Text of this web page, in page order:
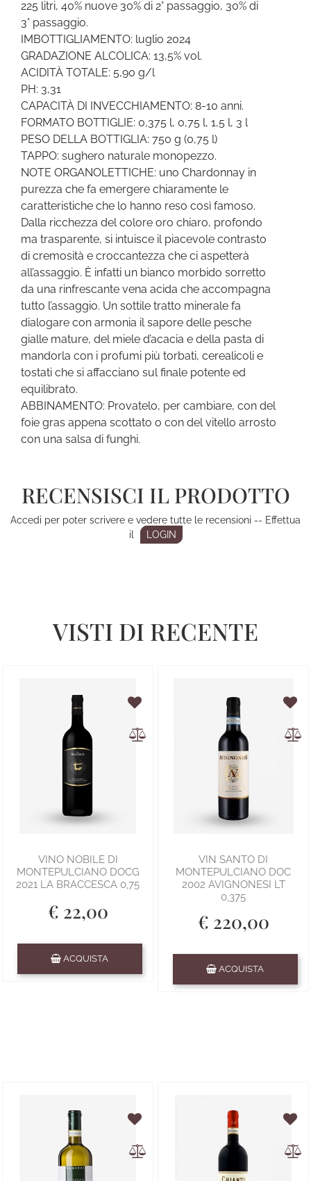
225 litri, 40% nuove 30% di 2° passaggio, 30% di
3° passaggio.
IMBOTTIGLIAMENTO: luglio 2024
GRADAZIONE ALCOLICA: 13,5% vol.
ACIDITÀ TOTALE: 5,90 g/l
PH: 3,31
CAPACITÀ DI INVECCHIAMENTO: 8-10 anni.
FORMATO BOTTIGLIE: 0,375 l, 0,75 l, 1,5 l, 3 l
PESO DELLA BOTTIGLIA: 750 g (0,75 l)
TAPPO: sughero naturale monopezzo.
NOTE ORGANOLETTICHE: uno Chardonnay in
purezza che fa emergere chiaramente le
caratteristiche che lo hanno reso così famoso.
Dalla ricchezza del colore oro chiaro, profondo
ma trasparente, si intuisce il piacevole contrasto
di cremosità e croccantezza che ci aspetterà
all’assaggio. È infatti un bianco morbido sorretto
da una rinfrescante vena acida che accompagna
tutto l’assaggio. Un sottile tratto minerale fa
dialogare con armonia il sapore delle pesche
gialle mature, del miele d’acacia e della pasta di
mandorla con i profumi più torbati, cerealicoli e
tostati che si affacciano sul finale potente ed
equilibrato.
ABBINAMENTO: Provatelo, per cambiare, con del
foie gras appena scottato o con del vitello arrosto
con una salsa di funghi.
RECENSISCI IL PRODOTTO
Accedi per poter scrivere e vedere tutte le recensioni -- Effettua
il
LOGIN
VISTI DI RECENTE
VINO NOBILE DI
MONTEPULCIANO DOCG
2021 LA BRACCESCA 0,75
€ 22,00
ACQUISTA
VIN SANTO DI
MONTEPULCIANO DOC
2002 AVIGNONESI LT
0,375
€ 220,00
ACQUISTA